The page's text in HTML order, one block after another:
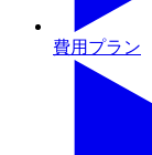
費用プラン